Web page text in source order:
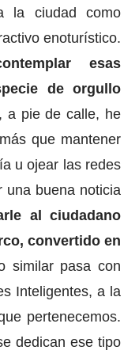
la ciudad como
enoturístico.
esas
de orgullo
a pie de calle, he
que mantener
u ojear las redes
una buena noticia
al ciudadano
convertido en
similar pasa con
Inteligentes, a la
pertenecemos.
dedican ese tipo